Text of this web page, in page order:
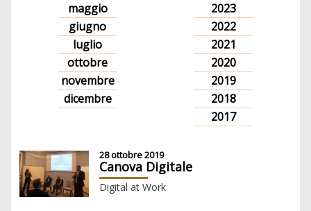
maggio
giugno
luglio
ottobre
novembre
dicembre
2023
2022
2021
2020
2019
2018
2017
28 ottobre 2019
Canova Digitale
Digital at Work